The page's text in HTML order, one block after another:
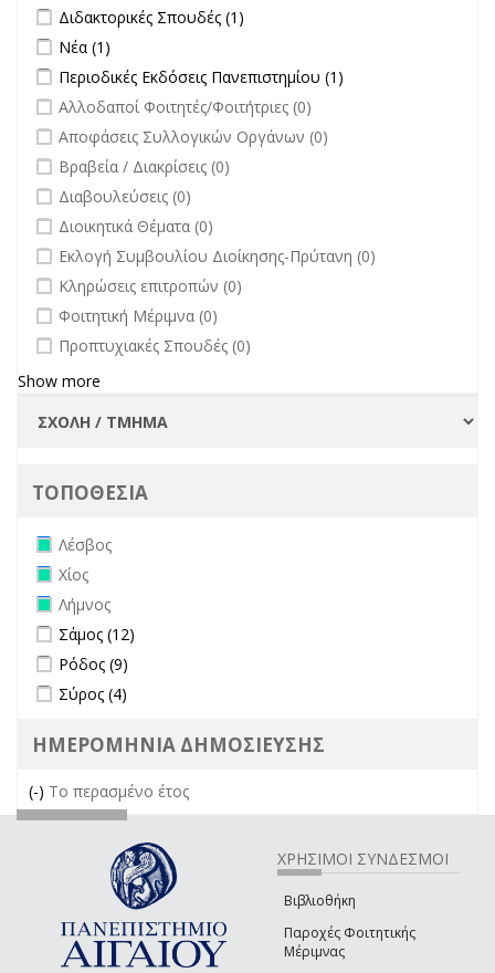
Apply Διδακτορικές Σπουδές filter
Διδακτορικές Σπουδές (1)
Apply Νέα filter
Νέα (1)
Apply Περιοδικές Εκδόσεις Πανεπιστημίου filter
Περιοδικές Εκδόσεις Πανεπιστημίου (1)
undefined
Αλλοδαποί Φοιτητές/Φοιτήτριες (0)
undefined
Αποφάσεις Συλλογικών Οργάνων (0)
undefined
Βραβεία / Διακρίσεις (0)
undefined
Διαβουλεύσεις (0)
undefined
Διοικητικά Θέματα (0)
undefined
Εκλογή Συμβουλίου Διοίκησης-Πρύτανη (0)
undefined
Κληρώσεις επιτροπών (0)
undefined
Φοιτητική Μέριμνα (0)
undefined
Προπτυχιακές Σπουδές (0)
Show more
ΤΟΠΟΘΕΣΙΑ
Remove Λέσβος filter
Λέσβος
Remove Χίος filter
Χίος
Remove Λήμνος filter
Λήμνος
Apply Σάμος filter
Σάμος (12)
Apply Ρόδος filter
Ρόδος (9)
Apply Σύρος filter
Σύρος (4)
ΗΜΕΡΟΜΗΝΙΑ ΔΗΜΟΣΙΕΥΣΗΣ
(-) Remove Το περασμένο έτος filter
Το περασμένο έτος
ΧΡΗΣΙΜΟΙ ΣΥΝΔΕΣΜΟΙ
Βιβλιοθήκη
Παροχές Φοιτητικής
Μέριμνας